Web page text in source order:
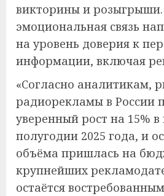
викторины и
эмоциональная связь
на уровень доверия к
информации, включая
«Согласно аналитикам,
радиорекламы в России
уверенный рост на 15%
полугодии 2025 года, и
объёма пришлась на
крупнейших
остаётся